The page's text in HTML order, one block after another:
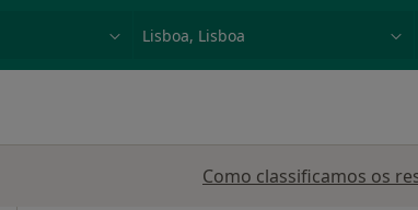
Como classificamos os